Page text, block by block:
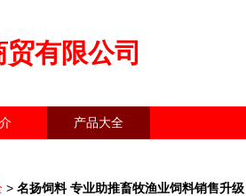
有限公司
产品大全
> 名扬饲料 专业助推畜牧渔业饲料销售升级